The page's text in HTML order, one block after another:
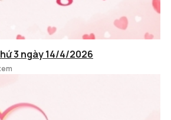
3 ngày 14/4/2026